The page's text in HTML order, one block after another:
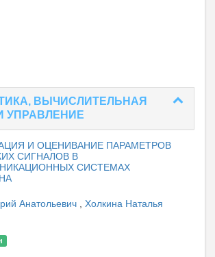
ВЫЧИСЛИТЕЛЬНАЯ
УПРАВЛЕНИЕ
И ОЦЕНИВАНИЕ ПАРАМЕТРОВ
СИГНАЛОВ В
СИСТЕМАХ
Анатольевич
Холкина Наталья